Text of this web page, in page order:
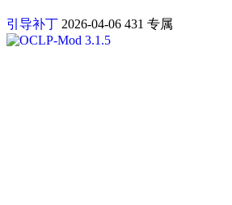
引导补丁 2026-04-06 431 专属